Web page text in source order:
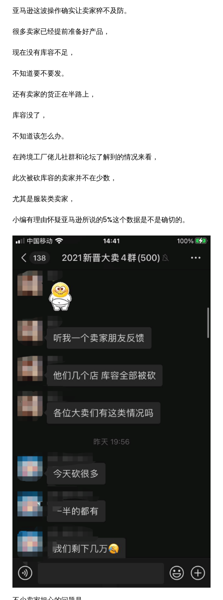
亚马逊这波操作确实让卖家猝不及防。
很多卖家已经提前准备好产品，
现在没有库容不足，
不知道要不要发。
还有卖家的货正在半路上，
库容没了，
不知道该怎么办。
在跨境工厂佬儿社群和论坛了解到的情况来看，
此次被砍库容的卖家并不在少数，
尤其是服装类卖家，
小编有理由怀疑亚马逊所说的5%这个数据是不是确切的。